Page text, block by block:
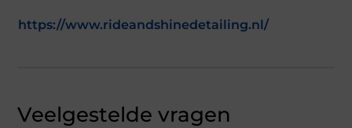
https://www.rideandshinedetailing.nl/
Veelgestelde vragen